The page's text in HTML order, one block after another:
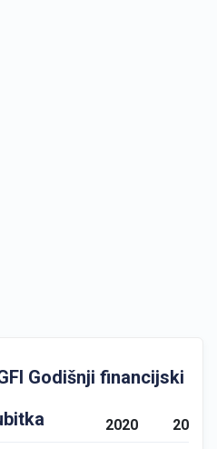
Godišnji financijski
2020
2021